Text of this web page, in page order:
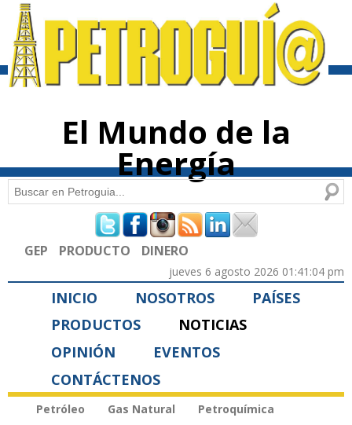
contenido
El Mundo de la
Energía
Formulario de búsqueda
Buscar
GEP PRODUCTO DINERO
jueves 6 agosto 2026 01:41:04 pm
INICIO NOSOTROS
PAÍSES
PRODUCTOS
NOTICIAS
OPINIÓN
EVENTOS
CONTÁCTENOS
Petróleo Gas Natural
Petroquímica